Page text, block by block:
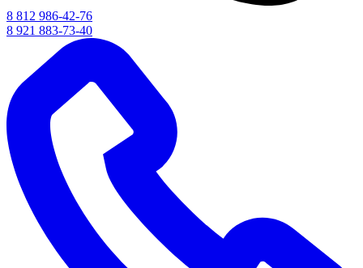
8 812 986-42-76
8 921 883-73-40